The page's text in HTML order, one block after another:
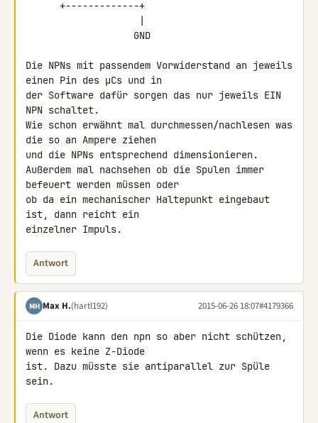
Die NPNs mit passendem Vorwiderstand an jeweils
einen Pin des µCs und in
der Software dafür sorgen das nur jeweils EIN
NPN schaltet.
Wie schon erwähnt mal durchmessen/nachlesen was
die so an Ampere ziehen
und die NPNs entsprechend dimensionieren.
Außerdem mal nachsehen ob die Spulen immer
befeuert werden müssen oder
ob da ein mechanischer Haltepunkt eingebaut
ist, dann reicht ein
einzelner Impuls.
Antwort
MH Max H.(hartl192) 2015-06-26 18:07#4179366
Die Diode kann den npn so aber nicht schützen,
wenn es keine Z-Diode
ist. Dazu müsste sie antiparallel zur Spüle
sein.
Antwort